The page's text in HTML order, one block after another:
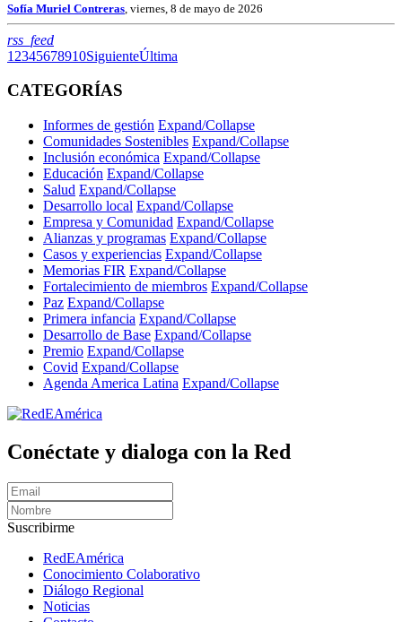
Sofía Muriel Contreras , viernes, 8 de mayo de 2026
rss_feedRSS
1 2345678910SiguienteÚltima
CATEGORÍAS
Informes de gestión Expand/Collapse
Comunidades Sostenibles Expand/Collapse
Inclusión económica Expand/Collapse
Educación Expand/Collapse
Salud Expand/Collapse
Desarrollo local Expand/Collapse
Empresa y Comunidad Expand/Collapse
Alianzas y programas Expand/Collapse
Casos y experiencias Expand/Collapse
Memorias FIR Expand/Collapse
Fortalecimiento de miembros Expand/Collapse
Paz Expand/Collapse
Primera infancia Expand/Collapse
Desarrollo de Base Expand/Collapse
Premio Expand/Collapse
Covid Expand/Collapse
Agenda America Latina Expand/Collapse
Conéctate y dialoga con la Red
Suscribirme
RedEAmérica
Conocimiento Colaborativo
Diálogo Regional
Noticias